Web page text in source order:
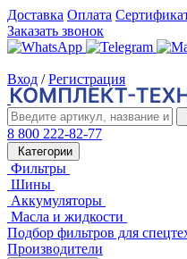
Доставка Оплата
Заказать звонок
Вход / Регистрация
8 800 222-82-77
Категории
Фильтры
Шины
Аккумуляторы
Масла и жидкости
Подбор фильтров для
Производители